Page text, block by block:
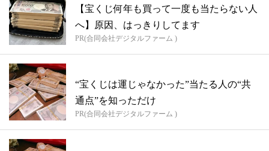
【宝くじ何年も買って一度も当たらない人
へ】原因、はっきりしてます
PR(合同会社デジタルファーム )
“宝くじは運じゃなかった”当たる人の“共
通点”を知っただけ
PR(合同会社デジタルファーム )